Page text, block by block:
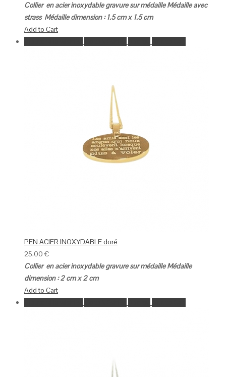
Collier en acier inoxydable gravure sur médailleMédaille avec
strass Médaille dimension : 1.5 cm x 1.5 cm
Add to Cart
PEN ACIER INOXYDABLE doré
25.00€
Collier en acier inoxydable gravure sur médaille Médaille
dimension : 2 cm x 2 cm
Add to Cart